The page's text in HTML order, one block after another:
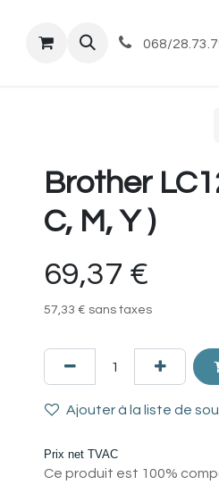
Commandes et livraisons
068/
Brother
C, M, Y )
69,37 €
57,33 € sans taxes
Ajouter à la liste de
Prix net TVAC
Ce produit est 100%